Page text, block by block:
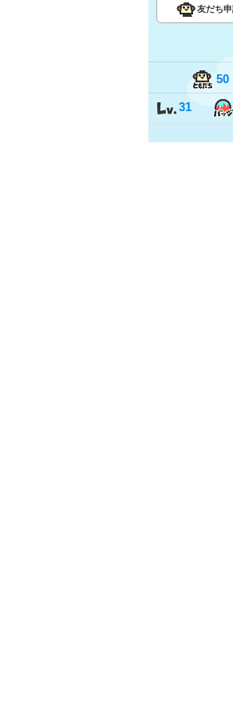
友だち
50
31